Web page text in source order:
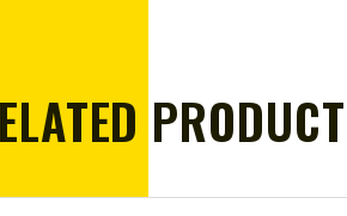
PRODUCT